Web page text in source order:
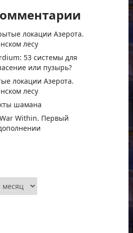
локации Азерота.
лесу
53 системы для
или пузырь?
локации Азерота.
лесу
шамана
Within. Первый